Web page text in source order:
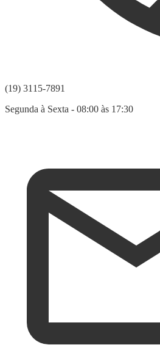
(19) 3115-7891
Segunda à Sexta - 08:00 às 17:30